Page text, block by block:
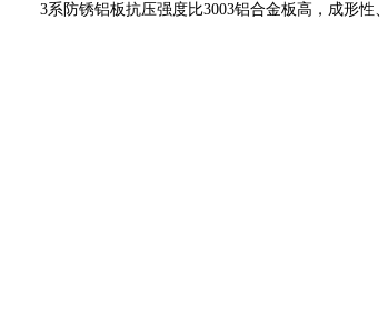
3系防锈铝板抗压强度比3003铝合金板高，成形性、